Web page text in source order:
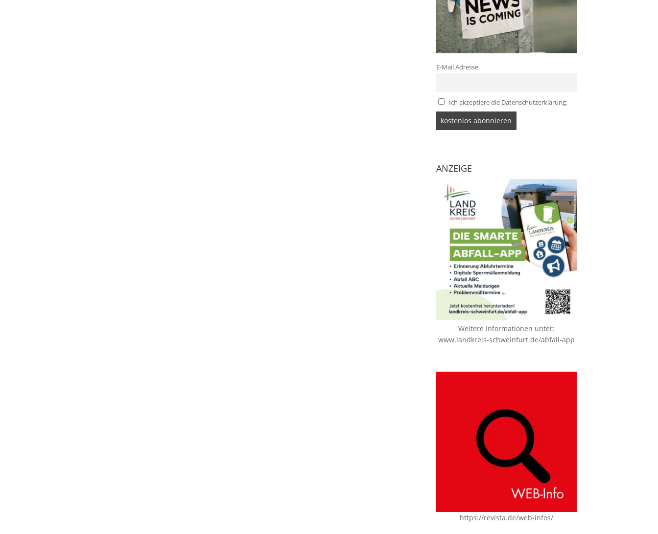
E-Mail Adresse
Ich akzeptiere die Datenschutzerklärung.
ANZEIGE
Weitere Informationen unter:
www.landkreis-schweinfurt.de/abfall-app
https://revista.de/web-infos/